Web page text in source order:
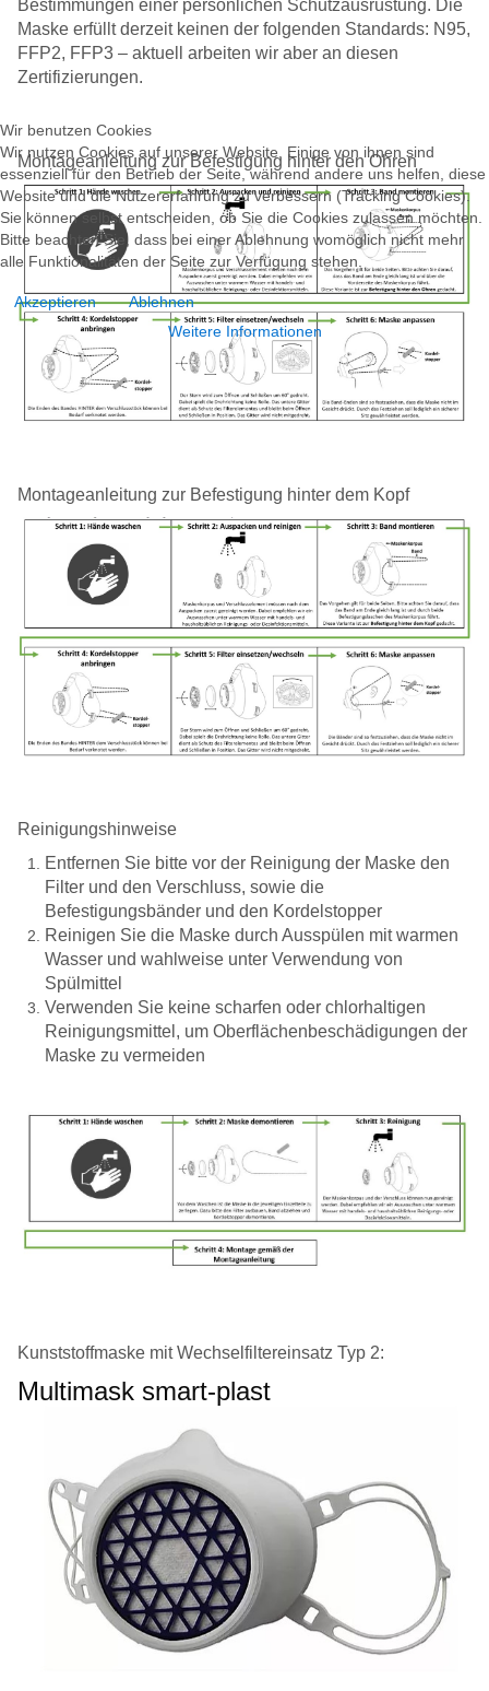
Bestimmungen einer persönlichen Schutzausrüstung. Die
Maske erfüllt derzeit keinen der folgenden Standards: N95,
FFP2, FFP3 – aktuell arbeiten wir aber an diesen
Zertifizierungen.
Montageanleitung zur Befestigung hinter den Ohren
Montageanleitung zur Befestigung hinter dem Kopf
Reinigungshinweise
Entfernen Sie bitte vor der Reinigung der Maske den
Filter und den Verschluss, sowie die
Befestigungsbänder und den Kordelstopper
Reinigen Sie die Maske durch Ausspülen mit warmen
Wasser und wahlweise unter Verwendung von
Spülmittel
Verwenden Sie keine scharfen oder chlorhaltigen
Reinigungsmittel, um Oberflächenbeschädigungen der
Maske zu vermeiden
Kunststoffmaske mit Wechselfiltereinsatz Typ 2:
Multimask smart-plast
Wir benutzen Cookies
Wir nutzen Cookies auf unserer Website. Einige von ihnen sind
essenziell für den Betrieb der Seite, während andere uns helfen, diese
Website und die Nutzererfahrung zu verbessern (Tracking Cookies).
Sie können selbst entscheiden, ob Sie die Cookies zulassen möchten.
Bitte beachten Sie, dass bei einer Ablehnung womöglich nicht mehr
alle Funktionalitäten der Seite zur Verfügung stehen.
Akzeptieren
Ablehnen
Weitere Informationen